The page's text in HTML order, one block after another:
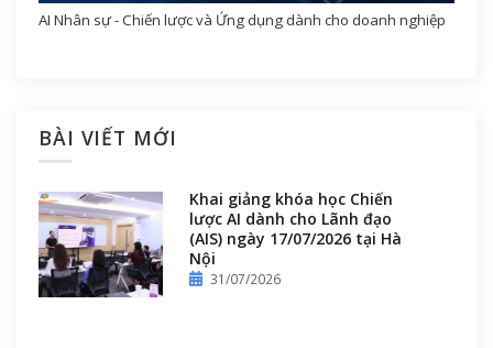
AI Nhân sự - Chiến lược và Ứng dụng dành cho doanh nghiệp
BÀI VIẾT MỚI
Khai giảng khóa học Chiến
lược AI dành cho Lãnh đạo
(AIS) ngày 17/07/2026 tại Hà
Nội
31/07/2026